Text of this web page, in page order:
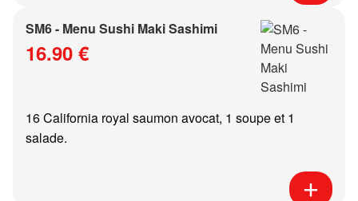
SM6 - Menu Sushi Maki Sashimi
16.90 €
16 California royal saumon avocat, 1 soupe et 1
salade.